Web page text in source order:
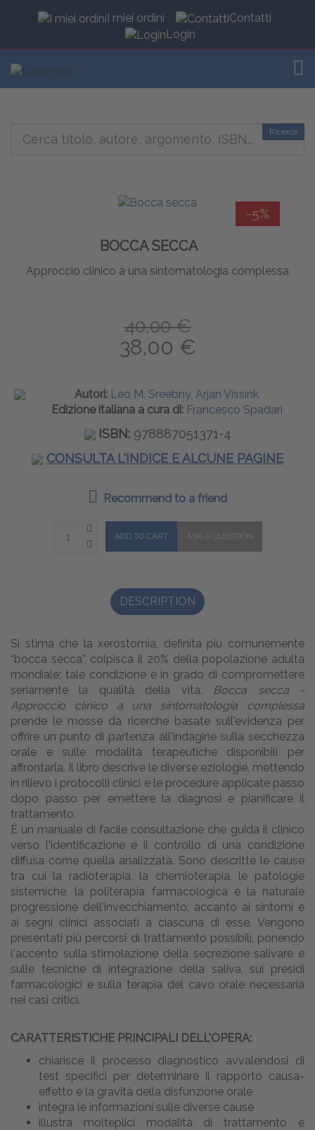
I miei ordini
Contatti
Login
Ricerca
-5%
BOCCA SECCA
Approccio clinico a una sintomatologia complessa
40,00 €
38,00 €
Autori: Leo M. Sreebny, Arjan Vissink
Edizione italiana a cura di: Francesco Spadari
ISBN: 978887051371-4
CONSULTA L'INDICE E ALCUNE PAGINE
Recommend to a friend
DESCRIPTION
Si stima che la xerostomia, definita più comunemente
“bocca secca”, colpisca il 20% della popolazione adulta
mondiale; tale condizione è in grado di compromettere
seriamente la qualità della vita. Bocca secca -
Approccio clinico a una sintomatologia complessa
prende le mosse da ricerche basate sull'evidenza per
offrire un punto di partenza all'indagine sulla secchezza
orale e sulle modalità terapeutiche disponibili per
affrontarla. Il libro descrive le diverse eziologie, mettendo
in rilievo i protocolli clinici e le procedure applicate passo
dopo passo per emettere la diagnosi e pianificare il
trattamento.
È un manuale di facile consultazione che guida il clinico
verso l'identificazione e il controllo di una condizione
diffusa come quella analizzata. Sono descritte le cause
tra cui la radioterapia, la chemioterapia, le patologie
sistemiche, la politerapia farmacologica e la naturale
progressione dell'invecchiamento, accanto ai sintomi e
ai segni clinici associati a ciascuna di esse. Vengono
presentati più percorsi di trattamento possibili, ponendo
l'accento sulla stimolazione della secrezione salivare e
sulle tecniche di integrazione della saliva, sui presidi
farmacologici e sulla terapia del cavo orale necessaria
nei casi critici.
CARATTERISTICHE PRINCIPALI DELL'OPERA:
chiarisce il processo diagnostico avvalendosi di
test specifici per determinare il rapporto causa-
effetto e la gravità della disfunzione orale
integra le informazioni sulle diverse cause
illustra molteplici modalità di trattamento e